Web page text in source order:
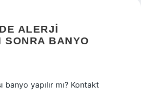
ALERJI
SONRA BANYO
banyo yapılır mı? Kontakt